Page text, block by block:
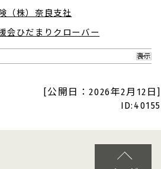
（株）奈良支社
会ひだまりクローバー
表示
[公開日：2026年2月12日]
ID:40155